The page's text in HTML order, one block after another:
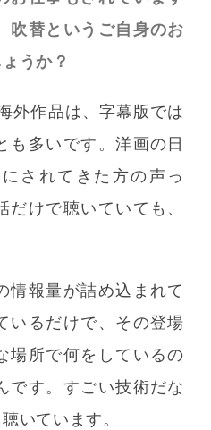
吹替というご自身のお
うか？
外作品は、字幕版では
も多いです。洋画の日
されてきた方の声っ
けで聴いていても、
情報量が詰め込まれて
いるだけで、その登場
場所で何をしているの
です。すごい技術だな
いています。